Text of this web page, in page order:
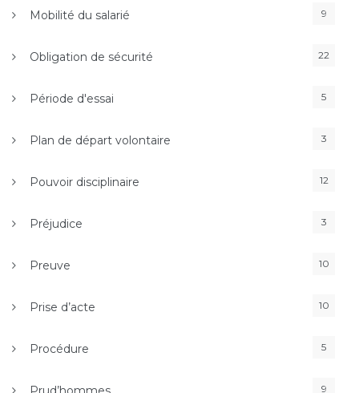
Mobilité du salarié 9
Obligation de sécurité 22
Période d'essai 5
Plan de départ volontaire 3
Pouvoir disciplinaire 12
Préjudice 3
Preuve 10
Prise d’acte 10
Procédure 5
9